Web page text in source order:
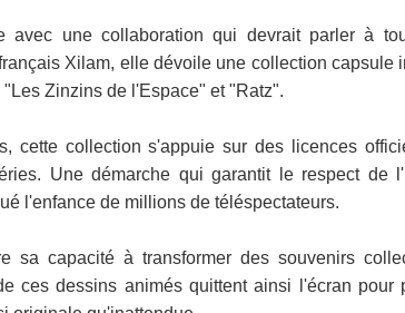
avec une collaboration qui devrait parler à
Xilam, elle dévoile une collection capsule
Zinzins de l'Espace" et "Ratz".
cette collection s'appuie sur des licences
Une démarche qui garantit le respect de
l'enfance de millions de téléspectateurs.
sa capacité à transformer des souvenirs
ces dessins animés quittent ainsi l'écran pour